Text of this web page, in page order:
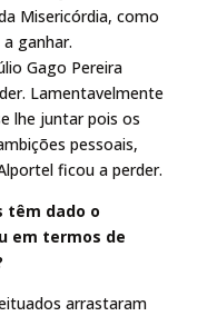
Misericórdia, como
ganhar.
Gago Pereira
Lamentavelmente
lhe juntar pois os
pessoais,
ficou a perder.
têm dado o
em termos de
arrastaram